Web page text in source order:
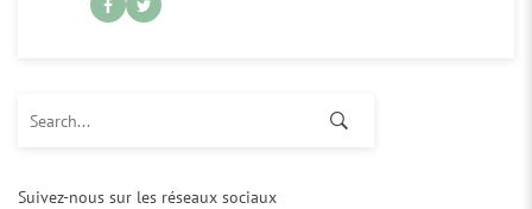
Suivez-nous sur les réseaux sociaux